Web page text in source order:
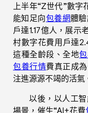
上半年“Z世代”數
能知足向包養網體
戶達1.17億人，展示
村數字花費用戶達
這種全齡段、全地
包養行情費真正成
注進源源不竭的活氣
以後，以人工
場景，催生“AI+花費